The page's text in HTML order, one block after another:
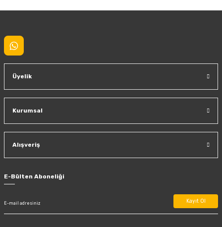
Üyelik
Kurumsal
Alışveriş
E-Bülten Aboneliği
Kayıt Ol